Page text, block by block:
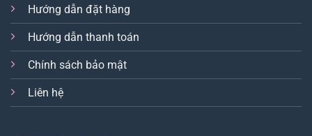
Hướng dẫn đặt hàng
Hướng dẫn thanh toán
Chính sách bảo mật
Liên hệ